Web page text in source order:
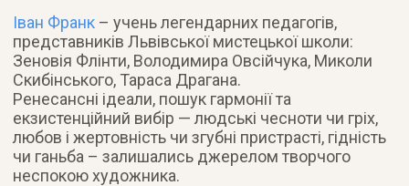
Іван Франк – учень легендарних педагогів,
представників Львівської мистецької школи:
Зеновія Флінти, Володимира Овсійчука, Миколи
Скибінського, Тараса Драгана.
Ренесансні ідеали, пошук гармонії та
екзистенційний вибір — людські чесноти чи гріх,
любов і жертовність чи згубні пристрасті, гідність
чи ганьба – залишались джерелом творчого
неспокою художника.